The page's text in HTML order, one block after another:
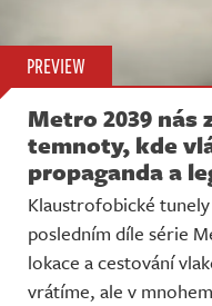
PREVIEW
Metro 2039 nás
temnoty, kde
propaganda a
Klaustrofobické
posledním díle série
lokace a cestování
vrátíme, ale v